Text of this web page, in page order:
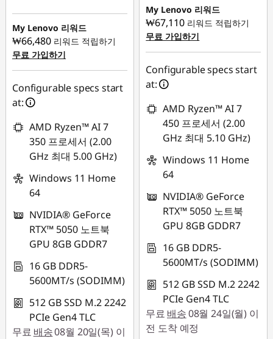
즉시 할인: :-
₩1,268,943
My Lenovo 리워드
₩66,480 리워드 적립하기
무료 가입하기
Configurable specs start
at:
AMD Ryzen™ AI 7
350 프로세서 (2.00
GHz 최대 5.00 GHz)
Windows 11 Home
64
NVIDIA® GeForce
RTX™ 5050 노트북
GPU 8GB GDDR7
16 GB DDR5-
5600MT/s (SODIMM)
512 GB SSD M.2 2242
PCIe Gen4 TLC
무료 배송08월 20일(목) 이
₩1,243,165
My Lenovo 리워드
₩67,110 리워드 적립하기
무료 가입하기
Configurable specs start
at:
AMD Ryzen™ AI 7
450 프로세서 (2.00
GHz 최대 5.10 GHz)
Windows 11 Home
64
NVIDIA® GeForce
RTX™ 5050 노트북
GPU 8GB GDDR7
16 GB DDR5-
5600MT/s (SODIMM)
512 GB SSD M.2 2242
PCIe Gen4 TLC
무료 배송08월 24일(월) 이
전 도착 예정